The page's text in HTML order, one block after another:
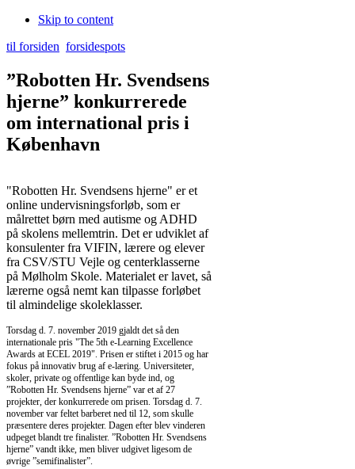
Skip to content
til forsiden forsidespots
”Robotten Hr. Svendsens
hjerne” konkurrerede
om international pris i
København
"Robotten Hr. Svendsens hjerne" er et
online undervisningsforløb, som er
målrettet børn med autisme og ADHD
på skolens mellemtrin. Det er udviklet af
konsulenter fra VIFIN, lærere og elever
fra CSV/STU Vejle og centerklasserne
på Mølholm Skole. Materialet er lavet, så
lærerne også nemt kan tilpasse forløbet
til almindelige skoleklasser.
Torsdag d. 7. november 2019 gjaldt det så den
internationale pris "The 5th e-Learning Excellence
Awards at ECEL 2019". Prisen er stiftet i 2015 og har
fokus på innovativ brug af e-læring. Universiteter,
skoler, private og offentlige kan byde ind, og
”Robotten Hr. Svendsens hjerne” var et af 27
projekter, der konkurrerede om prisen. Torsdag d. 7.
november var feltet barberet ned til 12, som skulle
præsentere deres projekter. Dagen efter blev vinderen
udpeget blandt tre finalister. ”Robotten Hr. Svendsens
hjerne” vandt ikke, men bliver udgivet ligesom de
øvrige ”semifinalister”.